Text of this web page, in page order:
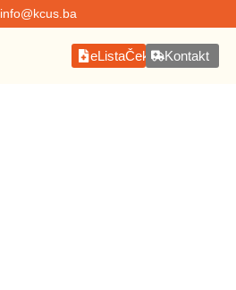
info@kcus.ba
eListaČekanjaKontakt